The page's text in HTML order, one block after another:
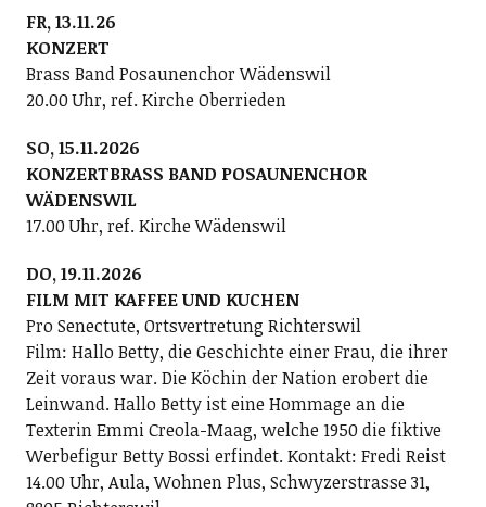
FR, 13.11.26
KONZERT
Brass Band Posaunenchor Wädenswil
20.00 Uhr, ref. Kirche Oberrieden
SO, 15.11.2026
KONZERTBRASS BAND POSAUNENCHOR
WÄDENSWIL
17.00 Uhr, ref. Kirche Wädenswil
DO, 19.11.2026
FILM MIT KAFFEE UND KUCHEN
Pro Senectute, Ortsvertretung Richterswil
Film: Hallo Betty, die Geschichte einer Frau, die ihrer
Zeit voraus war. Die Köchin der Nation erobert die
Leinwand. Hallo Betty ist eine Hommage an die
Texterin Emmi Creola-Maag, welche 1950 die fiktive
Werbefigur Betty Bossi erfindet. Kontakt: Fredi Reist
14.00 Uhr, Aula, Wohnen Plus, Schwyzerstrasse 31,